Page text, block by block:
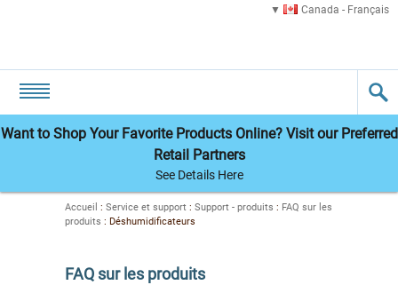
Canada - Français
Want to Shop Your Favorite Products Online? Visit our Preferred
Retail Partners
See Details Here
Accueil : Service et support : Support - produits : FAQ sur les
produits : Déshumidificateurs
FAQ sur les produits